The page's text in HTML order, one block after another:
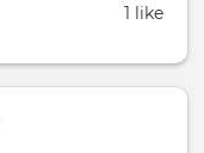
1 like